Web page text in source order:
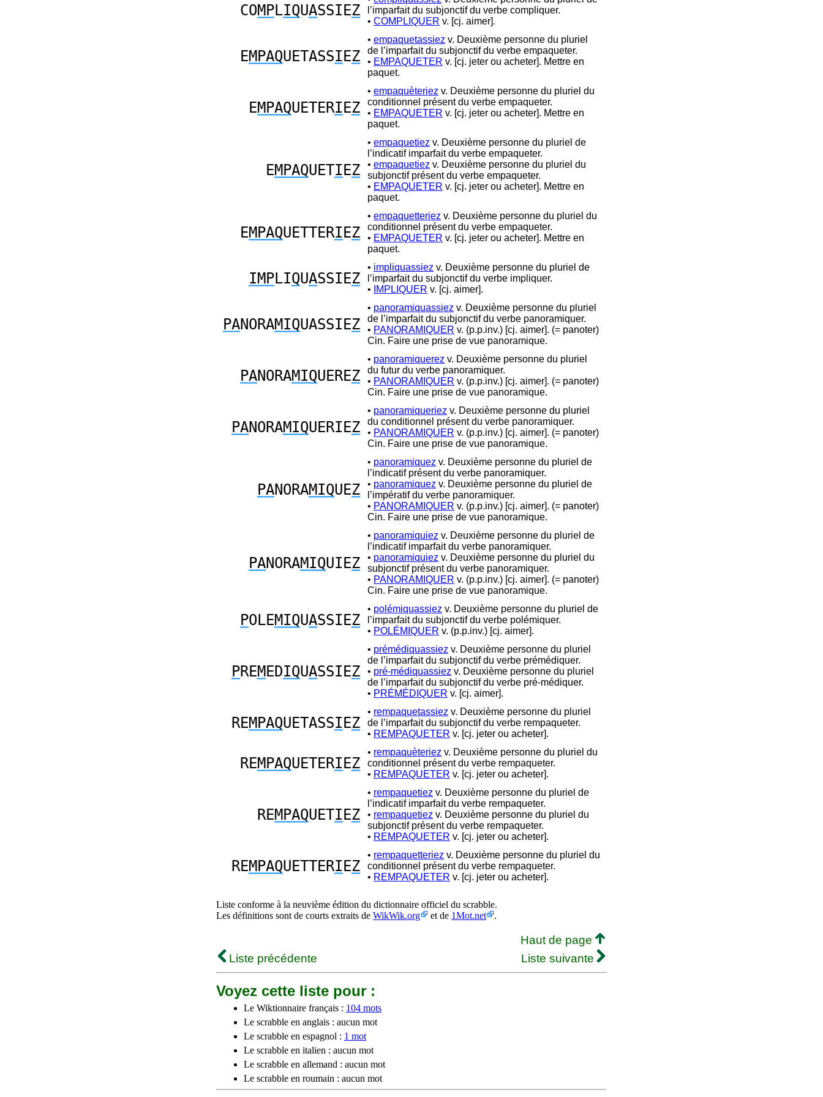
COMPLIQUASSIEZ
l’imparfait du subjonctif du verbe compliquer.
• COMPLIQUER v. [cj. aimer].
EMPAQUETASSI EZ
• empaquetassiez v. Deuxième personne du pluriel
de l’imparfait du subjonctif du verbe empaqueter.
• EMPAQUETER v. [cj. jeter ou acheter]. Mettre en
paquet.
EMPAQUETERI EZ
• empaquèteriez v. Deuxième personne du pluriel du
conditionnel présent du verbe empaqueter.
• EMPAQUETER v. [cj. jeter ou acheter]. Mettre en
paquet.
EMPAQUETI EZ
• empaquetiez v. Deuxième personne du pluriel de
l’indicatif imparfait du verbe empaqueter.
• empaquetiez v. Deuxième personne du pluriel du
subjonctif présent du verbe empaqueter.
• EMPAQUETER v. [cj. jeter ou acheter]. Mettre en
paquet.
EMPAQUETTERI EZ
• empaquetteriez v. Deuxième personne du pluriel du
conditionnel présent du verbe empaqueter.
• EMPAQUETER v. [cj. jeter ou acheter]. Mettre en
paquet.
IMPLIQUASSIEZ
• impliquassiez v. Deuxième personne du pluriel de
l’imparfait du subjonctif du verbe impliquer.
•
IMPLIQUER v. [cj. aimer].
PANORAMIQUASSIEZ
• panoramiquassiez v. Deuxième personne du pluriel
de l’imparfait du subjonctif du verbe panoramiquer.
• PANORAMIQUER v. (p.p.inv.) [cj. aimer]. (= panoter)
Cin. Faire une prise de vue panoramique.
PANORAMIQUEREZ
• panoramiquerez v. Deuxième personne du pluriel
du futur du verbe panoramiquer.
• PANORAMIQUER v. (p.p.inv.) [cj. aimer]. (= panoter)
Cin. Faire une prise de vue panoramique.
PANORAMIQUERIEZ
• panoramiqueriez v. Deuxième personne du pluriel
du conditionnel présent du verbe panoramiquer.
• PANORAMIQUER v. (p.p.inv.) [cj. aimer]. (= panoter)
Cin. Faire une prise de vue panoramique.
PANORAMIQUEZ
• panoramiquez v. Deuxième personne du pluriel de
l’indicatif présent du verbe panoramiquer.
• panoramiquez v. Deuxième personne du pluriel de
l’impératif du verbe panoramiquer.
• PANORAMIQUER v. (p.p.inv.) [cj. aimer]. (= panoter)
Cin. Faire une prise de vue panoramique.
PANORAMIQUIEZ
• panoramiquiez v. Deuxième personne du pluriel de
l’indicatif imparfait du verbe panoramiquer.
• panoramiquiez v. Deuxième personne du pluriel du
subjonctif présent du verbe panoramiquer.
• PANORAMIQUER v. (p.p.inv.) [cj. aimer]. (= panoter)
Cin. Faire une prise de vue panoramique.
POLEMIQUASSIEZ
• polémiquassiez v. Deuxième personne du pluriel de
l’imparfait du subjonctif du verbe polémiquer.
• POLÉMIQUER v. (p.p.inv.) [cj. aimer].
PREM EDIQUASSIEZ
• prémédiquassiez v. Deuxième personne du pluriel
de l’imparfait du subjonctif du verbe prémédiquer.
• pré-médiquassiez v. Deuxième personne du pluriel
de l’imparfait du subjonctif du verbe pré-médiquer.
• PRÉMÉDIQUER v. [cj. aimer].
REMPAQUETASSI EZ
• rempaquetassiez v. Deuxième personne du pluriel
de l’imparfait du subjonctif du verbe rempaqueter.
• REMPAQUETER v. [cj. jeter ou acheter].
REMPAQUETERI EZ
• rempaquèteriez v. Deuxième personne du pluriel du
conditionnel présent du verbe rempaqueter.
• REMPAQUETER v. [cj. jeter ou acheter].
REMPAQUETI EZ
• rempaquetiez v. Deuxième personne du pluriel de
l’indicatif imparfait du verbe rempaqueter.
• rempaquetiez v. Deuxième personne du pluriel du
subjonctif présent du verbe rempaqueter.
• REMPAQUETER v. [cj. jeter ou acheter].
REMPAQUETTERI EZ
• rempaquetteriez v. Deuxième personne du pluriel du
conditionnel présent du verbe rempaqueter.
• REMPAQUETER v. [cj. jeter ou acheter].
Liste conforme à la neuvième édition du dictionnaire officiel du scrabble.
Les définitions sont de courts extraits de WikWik.org et de 1Mot.net .
Haut de page
Liste précédente
Liste suivante
Voyez cette liste pour :
Le Wiktionnaire français : 104 mots
Le scrabble en anglais : aucun mot
Le scrabble en espagnol : 1 mot
Le scrabble en italien : aucun mot
Le scrabble en allemand : aucun mot
Le scrabble en roumain : aucun mot